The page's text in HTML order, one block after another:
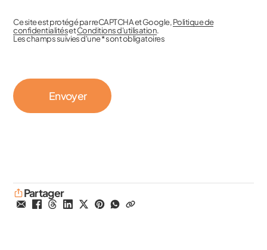
Ce site est protégé par reCAPTCHA et Google,Politique de
confidentialitésetConditions d'utilisation.
Les champs suivies d'une * sont obligatoires
Partager